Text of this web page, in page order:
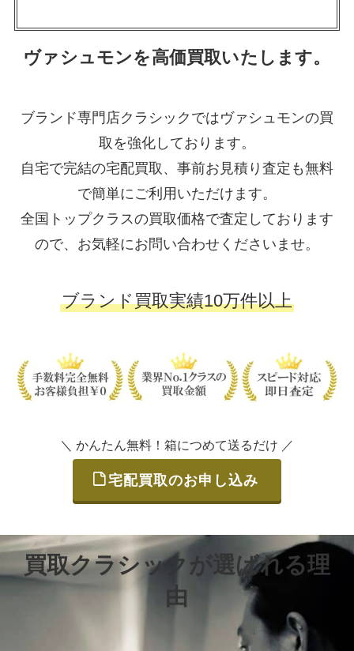
ヴァシュモンを高価買取いたします。
ブランド専門店クラシックではヴァシュモンの買
取を強化しております。
自宅で完結の宅配買取、事前お見積り査定も無料
で簡単にご利用いただけます。
全国トップクラスの買取価格で査定しております
ので、お気軽にお問い合わせくださいませ。
ブランド買取実績10万件以上
＼ かんたん無料！箱につめて送るだけ ／
宅配買取のお申し込み
買取クラシックが選ばれる理
由